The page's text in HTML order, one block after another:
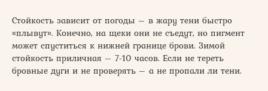
Стойкость зависит от погоды – в жару тени быстро
«плывут». Конечно, на щеки они не съедут, но пигмент
может спуститься к нижней границе брови. Зимой
стойкость приличная – 7-10 часов. Если не тереть
бровные дуги и не проверять – а не пропали ли тени.